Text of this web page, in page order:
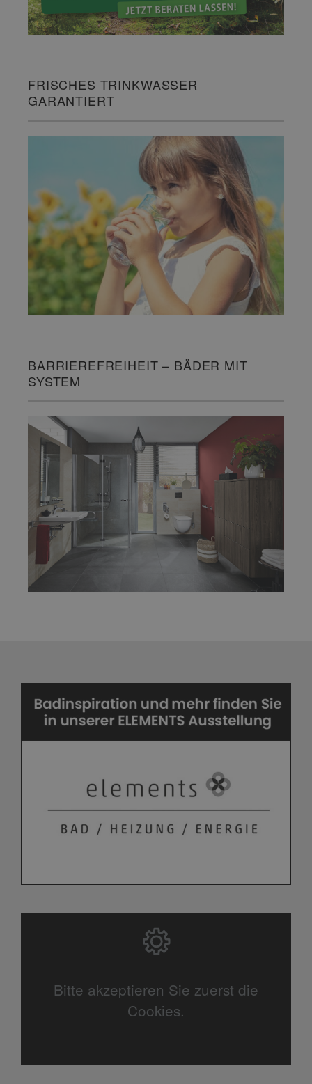
FRISCHES TRINKWASSER
GARANTIERT
BARRIEREFREIHEIT – BÄDER MIT
SYSTEM
Bitte akzeptieren Sie zuerst die
Cookies.